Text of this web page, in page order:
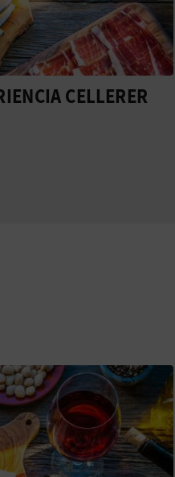
COLLAGE